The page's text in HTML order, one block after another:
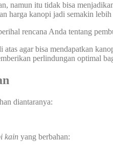
namun itu tidak bisa
harga kanopi jadi semakin lebih
rencana Anda tentang
agar bisa mendapatkan
perlindungan optimal
diantaranya:
kain yang berbahan: